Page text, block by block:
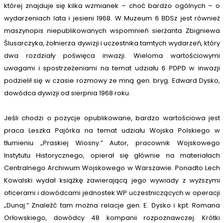
której znajduje się kilka wzmianek – choć bardzo ogólnych – o
wydarzeniach lata i jesieni 1968. W Muzeum 6 BDSz jest również
maszynopis niepublikowanych wspomnień sierżanta Zbigniewa
Ślusarczyka, żołnierza dywizji i uczestnika tamtych wydarzeń, który
dwa rozdziały poświęca inwazji. Wieloma wartościowymi
uwagami i spostrzeżeniami na temat udziału 6 PDPD w inwazji
podzielił się w czasie rozmowy ze mną gen. bryg. Edward Dysko,
dowódca dywizji od sierpnia 1968 roku.
Jeśli chodzi o pozycje opublikowane, bardzo wartościowa jest
praca Leszka Pajórka na temat udziału Wojska Polskiego w
tłumieniu „Praskiej Wiosny.” Autor, pracownik Wojskowego
Instytutu Historycznego, opierał się głównie na materiałach
Centralnego Archiwum Wojskowego w Warszawie. Ponadto Lech
Kowalski wydał książkę zawierającą jego wywiady z wyższymi
oficerami i dowódcami jednostek WP uczestniczących w operacji
„Dunaj.” Znaleźć tam można relacje gen. E. Dysko i kpt. Romana
Orłowskiego, dowódcy 48 kompanii rozpoznawczej. Krótki